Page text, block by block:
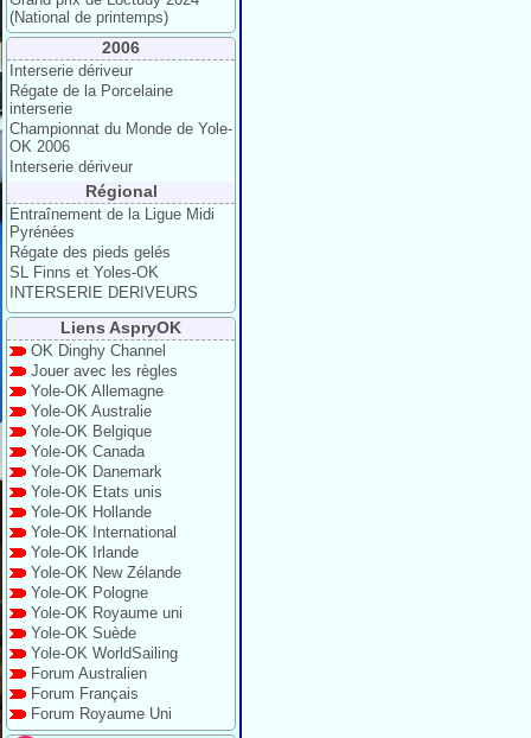
(National de printemps)
2006
Interserie dériveur
Régate de la Porcelaine
interserie
Championnat du Monde de Yole-
OK 2006
Interserie dériveur
Régional
Entraînement de la Ligue Midi
Pyrénées
Régate des pieds gelés
SL Finns et Yoles-OK
INTERSERIE DERIVEURS
Liens AspryOK
OK Dinghy Channel
Jouer avec les règles
Yole-OK Allemagne
Yole-OK Australie
Yole-OK Belgique
Yole-OK Canada
Yole-OK Danemark
Yole-OK Etats unis
Yole-OK Hollande
Yole-OK International
Yole-OK Irlande
Yole-OK New Zélande
Yole-OK Pologne
Yole-OK Royaume uni
Yole-OK Suède
Yole-OK WorldSailing
Forum Australien
Forum Français
Forum Royaume Uni